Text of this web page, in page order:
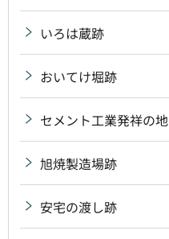
いろは蔵跡
おいてけ堀跡
セメント工業発祥の地
旭焼製造場跡
安宅の渡し跡